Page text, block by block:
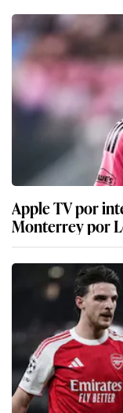
Apple TV por
Monterrey por